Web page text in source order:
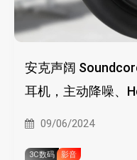
安克声阔
耳机，主动降噪、
航、可折叠
09/06/2024
3C数码 影音